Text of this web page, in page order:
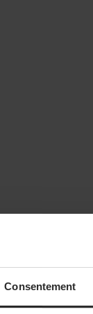
Consentement